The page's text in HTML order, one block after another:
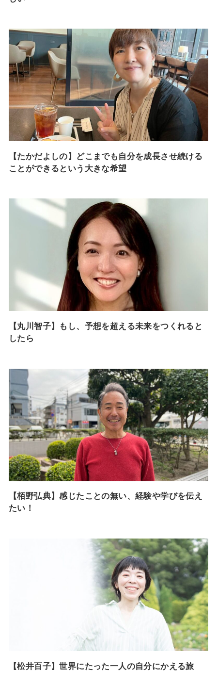
【たかだよしの】どこまでも自分を成長させ続ける
ことができるという大きな希望
【丸川智子】もし、予想を超える未来をつくれると
したら
【栢野弘典】感じたことの無い、経験や学びを伝え
たい！
【松井百子】世界にたった一人の自分にかえる旅